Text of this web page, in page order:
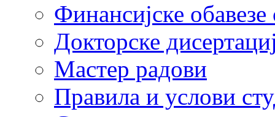
Финансијске обавезе
Докторске
Мастер радови
Правила и услови